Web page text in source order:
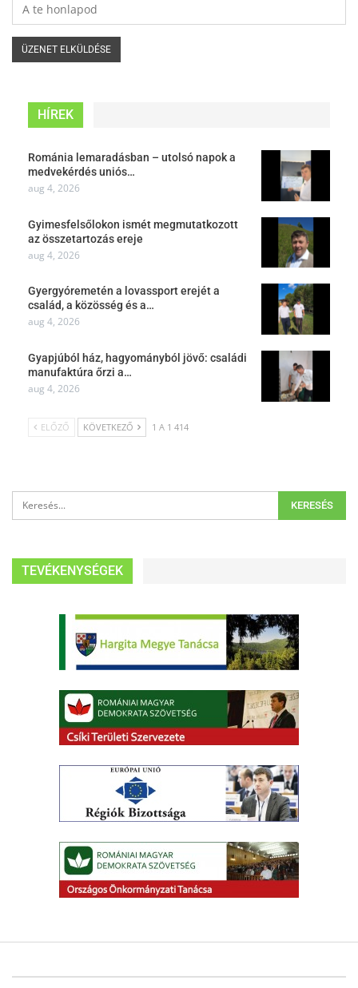
HÍREK
Románia lemaradásban – utolsó napok a
medvekérdés uniós…
aug 4, 2026
Gyimesfelsőlokon ismét megmutatkozott
az összetartozás ereje
aug 4, 2026
Gyergyóremetén a lovassport erejét a
család, a közösség és a…
aug 4, 2026
Gyapjúból ház, hagyományból jövő: családi
manufaktúra őrzi a…
aug 4, 2026
ELŐZŐ KÖVETKEZŐ 1 A 1 414
TEVÉKENYSÉGEK